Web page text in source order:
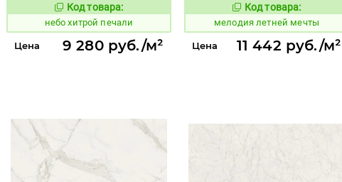
Код товара:
1123445 Код товара:
небо хитрой печали
Цена 9 280 руб./м²
Код товара:
959051 Код товара:
мелодия летней мечты
Цена 11 442 руб./м²